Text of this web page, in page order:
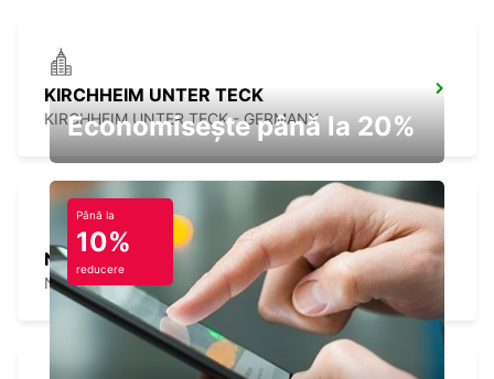
KIRCHHEIM UNTER TECK
KIRCHHEIM UNTER TECK - GERMANY
NUERTINGEN
NUERTINGEN - GERMANY
Economisește până la 20%
Până la
10%
reducere